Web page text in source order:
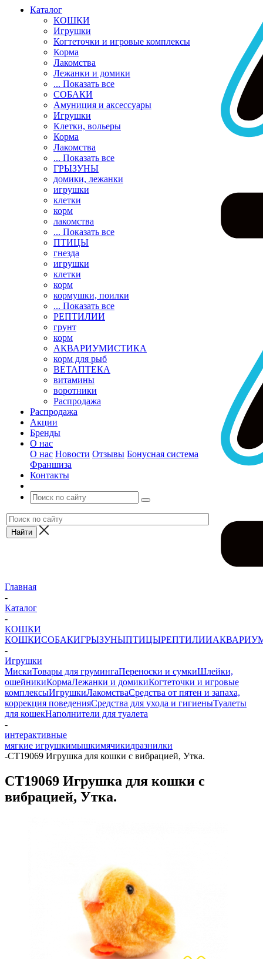
Каталог
КОШКИ
Игрушки
Когтеточки и игровые комплексы
Корма
Лакомства
Лежанки и домики
... Показать все
СОБАКИ
Амуниция и аксессуары
Игрушки
Клетки, вольеры
Корма
Лакомства
... Показать все
ГРЫЗУНЫ
домики, лежанки
игрушки
клетки
корм
лакомства
... Показать все
ПТИЦЫ
гнезда
игрушки
клетки
корм
кормушки, поилки
... Показать все
РЕПТИЛИИ
грунт
корм
АКВАРИУМИСТИКА
корм для рыб
ВЕТАПТЕКА
витамины
воротники
Распродажа
Распродажа
Акции
Бренды
О нас
О нас Новости Отзывы Бонусная система
Франшиза
Контакты
Главная
-
Каталог
-
КОШКИ
КОШКИСОБАКИГРЫЗУНЫПТИЦЫРЕПТИЛИИ
-
Игрушки
МискиТовары для грумингаПереноски и сумкиШлейки,
ошейникиКормаЛежанки и домикиКогтеточки и игровые
комплексыИгрушкиЛакомстваСредства от пятен и запаха,
коррекция поведенияСредства для ухода и гигиеныТуалеты
для кошекНаполнители для туалета
-
интерактивные
мягкие игрушкимышкимячикидразнилки
-CT19069 Игрушка для кошки с вибрацией, Утка.
CT19069 Игрушка для кошки с
вибрацией, Утка.